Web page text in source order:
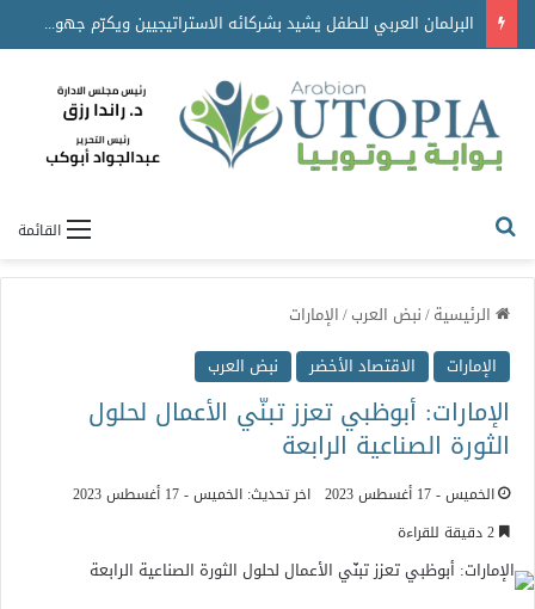
البرلمان العربي للطفل يشيد بشركائه الاستراتيجيين ويكرّم جهودهم في دعم برامجه ومبادراته
القائمة
الرئيسية/نبض العرب/الإمارات
الإمارات
الاقتصاد الأخضر نبض العرب
الإمارات: أبوظبي تعزز تبنّي الأعمال لحلول
الثورة الصناعية الرابعة
الخميس - 17 أغسطس 2023
اخر تحديث: الخميس - 17 أغسطس 2023